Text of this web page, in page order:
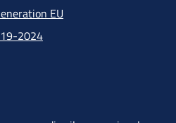
EU
2024